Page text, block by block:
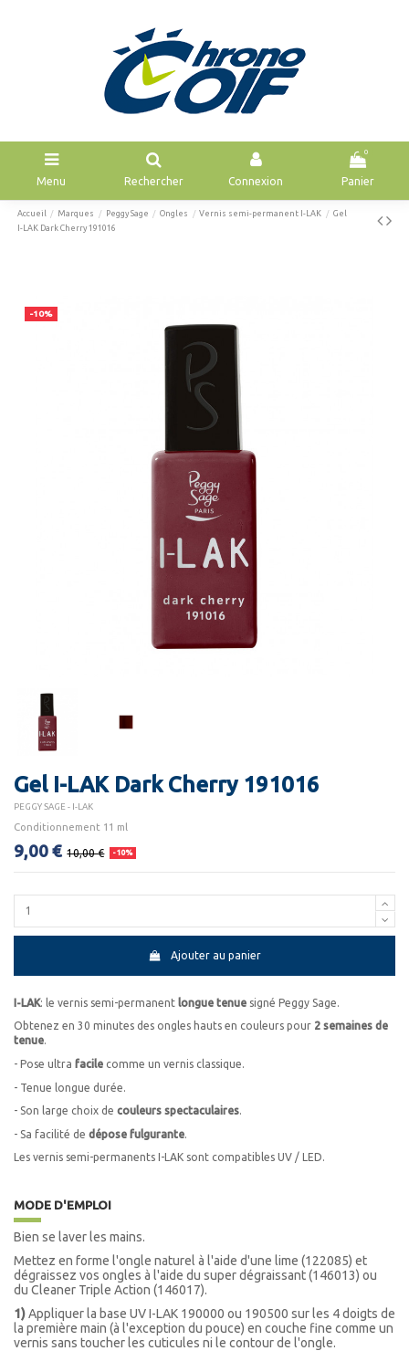
Menu Rechercher Connexion
0
Panier
Accueil Marques Peggy Sage Ongles Vernis semi-permanent I-LAK
Gel
I-LAK Dark Cherry 191016
-10%
Gel I-LAK Dark Cherry 191016
PEGGY SAGE - I-LAK
Conditionnement 11 ml
9,00 € 10,00 € -10%
Ajouter au panier
I-LAK: le vernis semi-permanent longue tenue signé Peggy Sage.
Obtenez en 30 minutes des ongles hauts en couleurs pour 2 semaines de
tenue.
- Pose ultra facile comme un vernis classique.
- Tenue longue durée.
- Son large choix de couleurs spectaculaires.
- Sa facilité de dépose fulgurante.
Les vernis semi-permanents I-LAK sont compatibles UV / LED.
MODE D'EMPLOI
Bien se laver les mains.
Mettez en forme l'ongle naturel à l'aide d'une lime (122085) et
dégraissez vos ongles à l'aide du super dégraissant (146013) ou
du Cleaner Triple Action (146017).
1)Appliquer la base UV I-LAK 190000 ou 190500 sur les 4 doigts de
la première main (à l'exception du pouce) en couche fine comme un
vernis sans toucher les cuticules ni le contour de l'ongle.